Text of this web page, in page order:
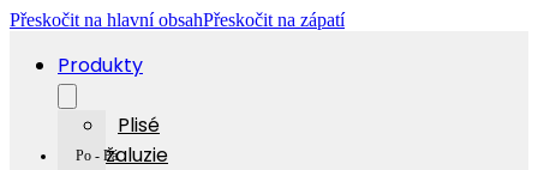
Přeskočit na hlavní obsahPřeskočit na zápatí
Produkty
Plisé
žaluzie
Po - Pá